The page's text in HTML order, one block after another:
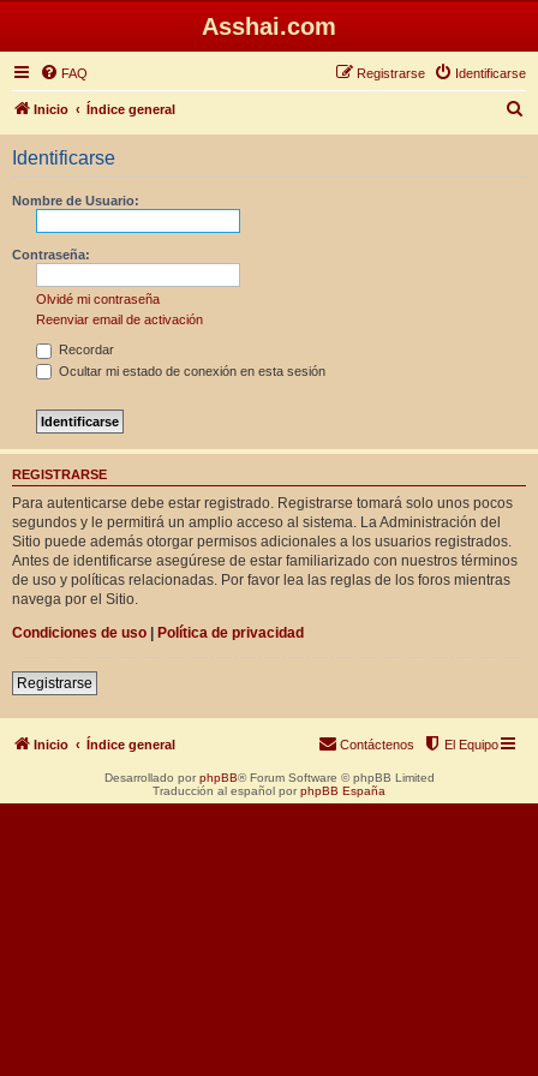
Asshai.com
FAQ Identificarse
Registrarse
Inicio Índice general
u
Identificarse
Nombre de Usuario:
Contraseña:
Olvidé mi contraseña
Reenviar email de activación
Recordar
Ocultar mi estado de conexión en esta sesión
REGISTRARSE
Para autenticarse debe estar registrado. Registrarse tomará solo unos pocos
segundos y le permitirá un amplio acceso al sistema. La Administración del
Sitio puede además otorgar permisos adicionales a los usuarios registrados.
Antes de identificarse asegúrese de estar familiarizado con nuestros términos
de uso y políticas relacionadas. Por favor lea las reglas de los foros mientras
navega por el Sitio.
Condiciones de uso | Política de privacidad
Registrarse
Inicio Índice general El Equipo
Contáctenos
Desarrollado por phpBB® Forum Software © phpBB Limited
Traducción al español por phpBB España